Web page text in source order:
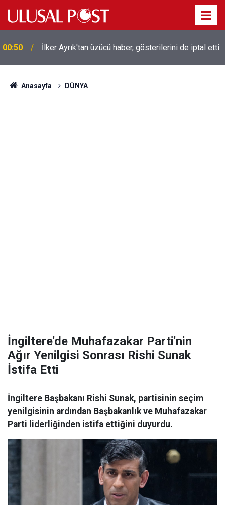
00:39
Liverpool efsanesi Mısırlı yıldız Mohamed Salah
Trabzonspor ile anlaştı! Yarın geliyor
Anasayfa DÜNYA
İngiltere'de Muhafazakar Parti'nin
Ağır Yenilgisi Sonrası Rishi Sunak
İstifa Etti
İngiltere Başbakanı Rishi Sunak, partisinin seçim
yenilgisinin ardından Başbakanlık ve Muhafazakar
Parti liderliğinden istifa ettiğini duyurdu.